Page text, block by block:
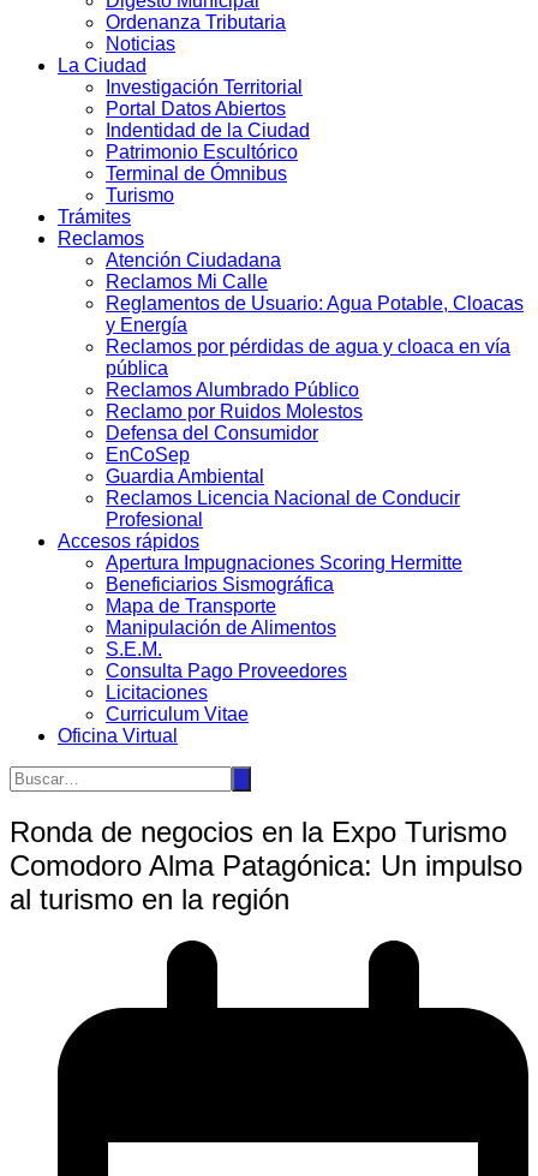
Ordenanza Tributaria
Noticias
La Ciudad
Investigación Territorial
Portal Datos Abiertos
Indentidad de la Ciudad
Patrimonio Escultórico
Terminal de Ómnibus
Turismo
Trámites
Reclamos
Atención Ciudadana
Reclamos Mi Calle
Reglamentos de Usuario: Agua Potable, Cloacas
y Energía
Reclamos por pérdidas de agua y cloaca en vía
pública
Reclamos Alumbrado Público
Reclamo por Ruidos Molestos
Defensa del Consumidor
EnCoSep
Guardia Ambiental
Reclamos Licencia Nacional de Conducir
Profesional
Accesos rápidos
Apertura Impugnaciones Scoring Hermitte
Beneficiarios Sismográfica
Mapa de Transporte
Manipulación de Alimentos
S.E.M.
Consulta Pago Proveedores
Licitaciones
Curriculum Vitae
Oficina Virtual
Ronda de negocios en la Expo Turismo
Comodoro Alma Patagónica: Un impulso
al turismo en la región